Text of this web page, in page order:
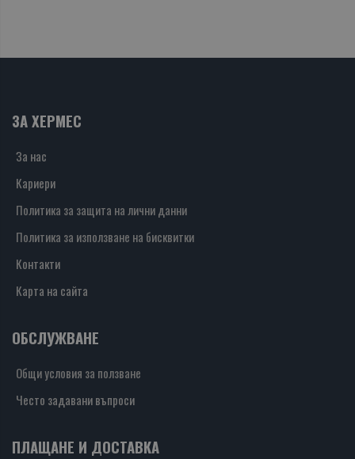
ЗА ХЕРМЕС
За нас
Кариери
Политика за защита на лични данни
Политика за използване на бисквитки
Контакти
Карта на сайта
ОБСЛУЖВАНЕ
Общи условия за ползване
Често задавани въпроси
ПЛАЩАНЕ И ДОСТАВКА